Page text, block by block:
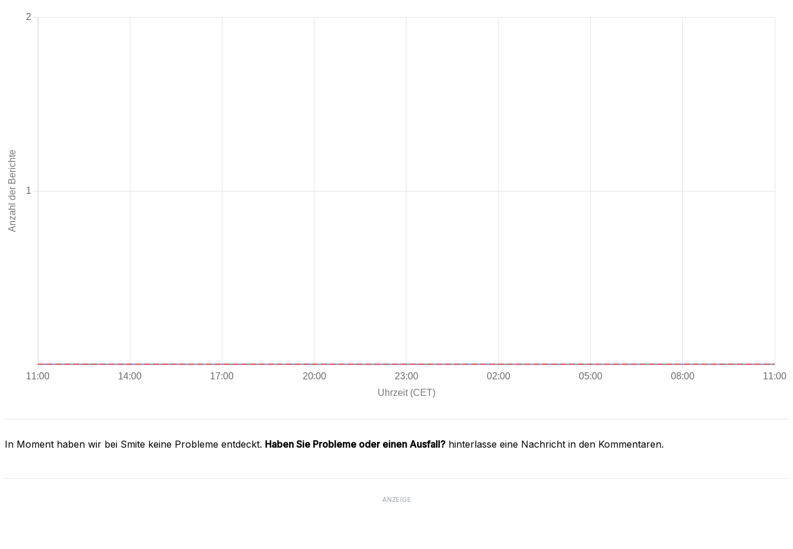
In Moment haben wir bei Smite keine Probleme entdeckt. Haben Sie Probleme oder einen Ausfall? hinterlasse eine Nachricht in den Kommentaren.
ANZEIGE